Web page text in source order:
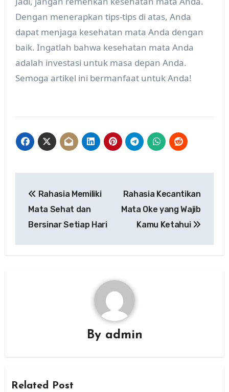
Dengan menerapkan tips-tips di atas, Anda
dapat menjaga kesehatan mata Anda dengan
baik. Ingatlah bahwa kesehatan mata Anda
adalah investasi untuk masa depan Anda.
Semoga artikel ini bermanfaat untuk Anda!
navigation
Rahasia Memiliki
Mata Sehat dan
Bersinar Setiap Hari
Rahasia Kecantikan
Mata Oke yang Wajib
Kamu Ketahui
By admin
Related Post